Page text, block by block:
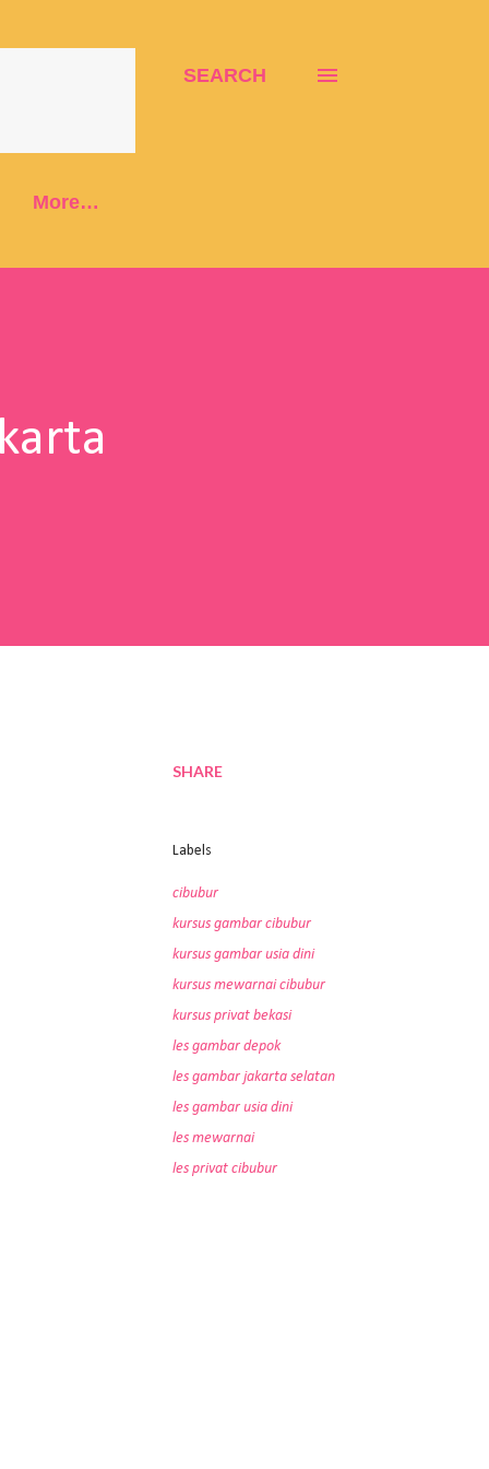
SEARCH
More…
SHARE
Labels
cibubur
kursus gambar cibubur
kursus gambar usia dini
kursus mewarnai cibubur
kursus privat bekasi
les gambar depok
les gambar jakarta selatan
les gambar usia dini
les mewarnai
les privat cibubur